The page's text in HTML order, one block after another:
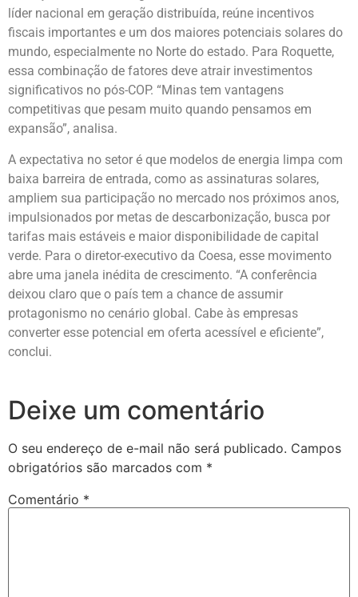
líder nacional em geração distribuída, reúne incentivos
fiscais importantes e um dos maiores potenciais solares do
mundo, especialmente no Norte do estado. Para Roquette,
essa combinação de fatores deve atrair investimentos
significativos no pós-COP. “Minas tem vantagens
competitivas que pesam muito quando pensamos em
expansão”, analisa.
A expectativa no setor é que modelos de energia limpa com
baixa barreira de entrada, como as assinaturas solares,
ampliem sua participação no mercado nos próximos anos,
impulsionados por metas de descarbonização, busca por
tarifas mais estáveis e maior disponibilidade de capital
verde. Para o diretor-executivo da Coesa, esse movimento
abre uma janela inédita de crescimento. “A conferência
deixou claro que o país tem a chance de assumir
protagonismo no cenário global. Cabe às empresas
converter esse potencial em oferta acessível e eficiente”,
conclui.
Deixe um comentário
O seu endereço de e-mail não será publicado. Campos
obrigatórios são marcados com *
Comentário *